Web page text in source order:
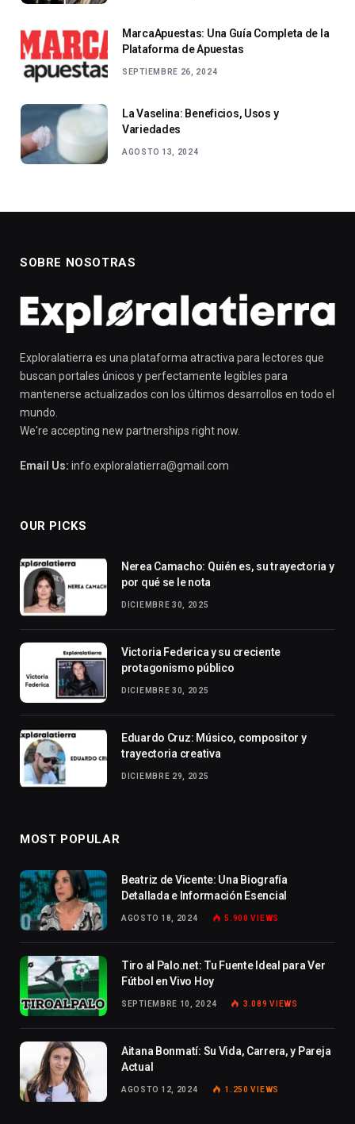
MarcaApuestas: Una Guía Completa de la
Plataforma de Apuestas
SEPTIEMBRE 26, 2024
La Vaselina: Beneficios, Usos y
Variedades
AGOSTO 13, 2024
SOBRE NOSOTRAS
Exploralatierra es una plataforma atractiva para lectores que
buscan portales únicos y perfectamente legibles para
mantenerse actualizados con los últimos desarrollos en todo el
mundo.
We're accepting new partnerships right now.
Email Us: info.exploralatierra@gmail.com
OUR PICKS
Nerea Camacho: Quién es, su trayectoria y
por qué se le nota
DICIEMBRE 30, 2025
Victoria Federica y su creciente
protagonismo público
DICIEMBRE 30, 2025
Eduardo Cruz: Músico, compositor y
trayectoria creativa
DICIEMBRE 29, 2025
MOST POPULAR
Beatriz de Vicente: Una Biografía
Detallada e Información Esencial
AGOSTO 18, 2024 5.900VIEWS
Tiro al Palo.net: Tu Fuente Ideal para Ver
Fútbol en Vivo Hoy
SEPTIEMBRE 10, 2024 3.089VIEWS
Aitana Bonmatí: Su Vida, Carrera, y Pareja
Actual
AGOSTO 12, 2024 1.250VIEWS